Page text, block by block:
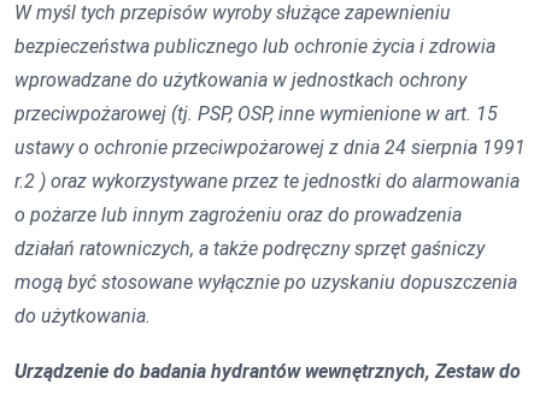
W myśl tych przepisów wyroby służące zapewnieniu
bezpieczeństwa publicznego lub ochronie życia i zdrowia
wprowadzane do użytkowania w jednostkach ochrony
przeciwpożarowej (tj. PSP, OSP, inne wymienione w art. 15
ustawy o ochronie przeciwpożarowej z dnia 24 sierpnia 1991
r.2 ) oraz wykorzystywane przez te jednostki do alarmowania
o pożarze lub innym zagrożeniu oraz do prowadzenia
działań ratowniczych, a także podręczny sprzęt gaśniczy
mogą być stosowane wyłącznie po uzyskaniu dopuszczenia
do użytkowania.
Urządzenie do badania hydrantów wewnętrznych, Zestaw do